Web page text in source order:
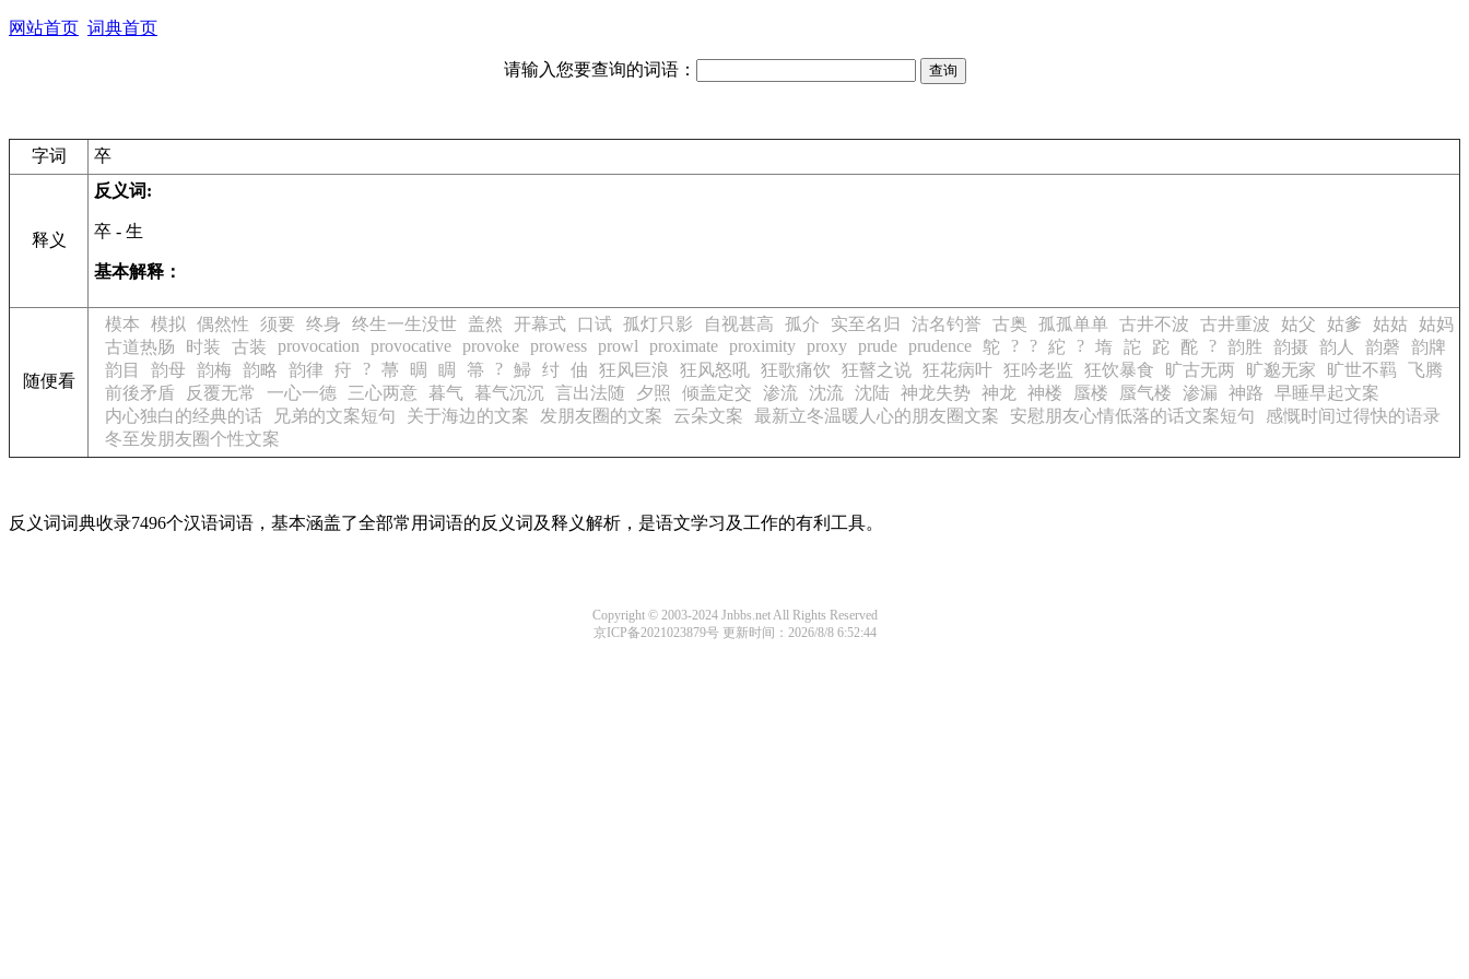
网站首页 词典首页
请输入您要查询的词语：
字词 卒
释义
反义词:
卒 - 生
基本解释：
随便看
模本 模拟 偶然性 须要 终身 终生一生没世 盖然 开幕式 口试 孤灯只影 自视甚高 孤介 实至名归 沽名钓誉 古奥 孤孤单单 古井不波 古井重波 姑父 姑爹 姑姑 姑妈
古道热肠
时装 古装 provocation provocative provoke prowess prowl proximate proximity proxy prude prudence 鸵 ? ? 紽 ? 堶 詑 跎 酡 ? 韵胜 韵摄 韵人 韵磬
韵牌
韵目
韵母 韵梅 韵略 韵律 疛 ? 菷 晭 睭 箒 ? 鯞 纣 伷 狂风巨浪 狂风怒吼 狂歌痛饮 狂瞽之说 狂花病叶 狂吟老监 狂饮暴食 旷古无两 旷邈无家 旷世不羁
飞腾
前後矛盾
反覆无常 一心一德 三心两意 暮气 暮气沉沉 言出法随 夕照 倾盖定交 渗流 沈流 沈陆 神龙失势 神龙 神楼 蜃楼 蜃气楼 渗漏 神路
早睡早起文案
内心独白的经典的话
兄弟的文案短句 关于海边的文案 发朋友圈的文案 云朵文案 最新立冬温暖人心的朋友圈文案 安慰朋友心情低落的话文案短句
感慨时间过得快的语录
冬至发朋友圈个性文案
反义词词典收录7496个汉语词语，基本涵盖了全部常用词语的反义词及释义解析，是语文学习及工作的有利工具。
Copyright © 2003-2024 Jnbbs.net All Rights Reserved
京ICP备2021023879号 更新时间：2026/8/8 6:52:44